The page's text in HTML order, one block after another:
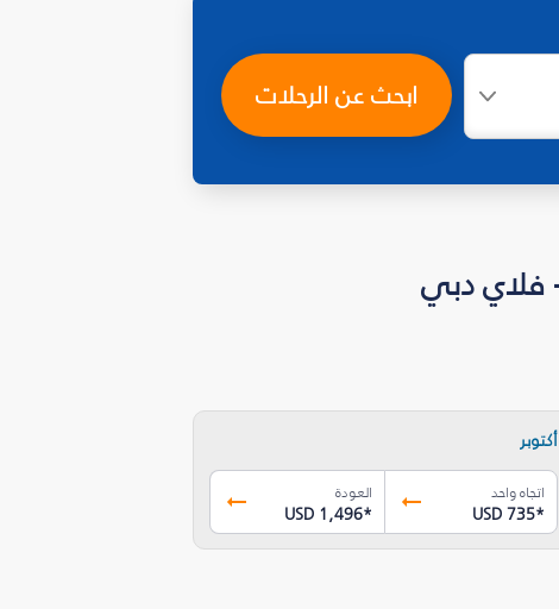
ابحث عن الرحلات
أكتوبر
اتجاه واحد
USD 735*
العودة
USD 1,496*